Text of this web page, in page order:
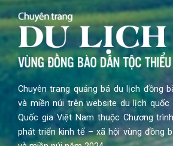
Chuyên trang quảng bá du lịch đồng
và miền núi trên website du lịch quốc
Quốc gia Việt Nam thuộc Chương
phát triển kinh tế – xã hội vùng đồng